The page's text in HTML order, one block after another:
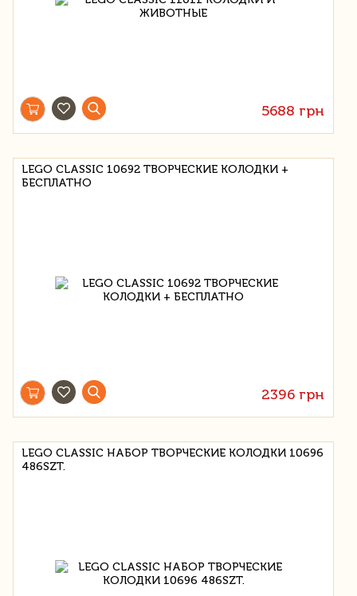
5688 грн
LEGO CLASSIC 10692 ТВОРЧЕСКИЕ КОЛОДКИ +
БЕСПЛАТНО
2396 грн
LEGO CLASSIC НАБОР ТВОРЧЕСКИЕ КОЛОДКИ 10696
486SZT.